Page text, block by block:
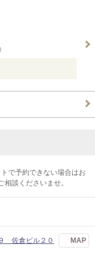
で予約できない場合はお
談くださいませ。
佐倉ビル２０
MAP